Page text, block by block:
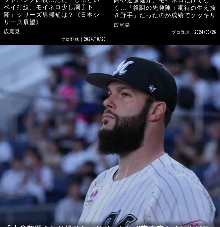
ベイ打線、モイネロ少し調子下
降」シリーズ男候補は？《日本シ
リーズ展望》
広尾晃
プロ野球 2024/10/26
く…「復調の先発陣＋期待の生え抜
き野手」だったのが成績でクッキリ
広尾晃
プロ野球 2024/09/26